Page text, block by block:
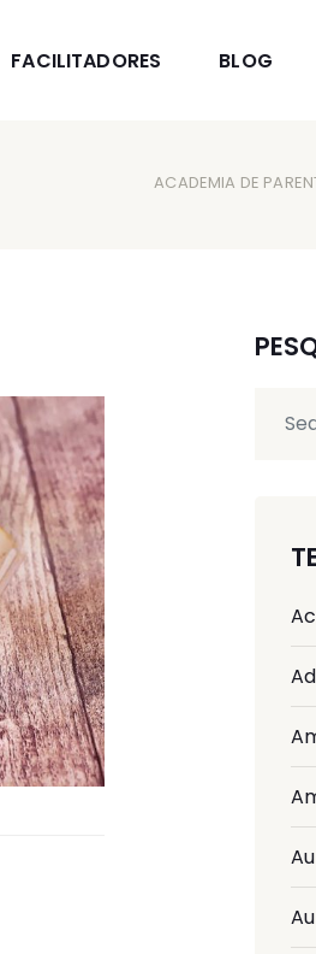
FACILITADORES BLOG
ACADEMIA DE